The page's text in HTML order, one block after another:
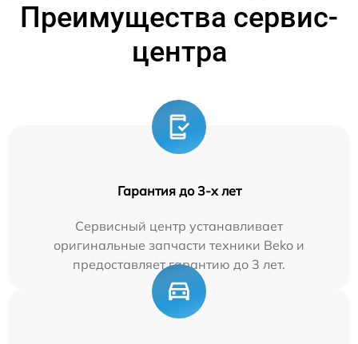
Преимущества сервис-
центра
Гарантия до 3-х лет
Сервисный центр устанавливает
оригинальные запчасти техники Beko и
предоставляет гарантию до 3 лет.